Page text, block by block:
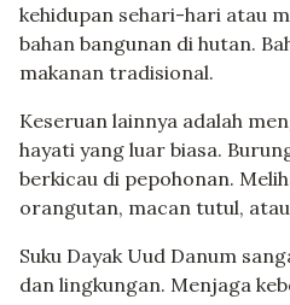
kehidupan sehari-hari atau
bahan bangunan di hutan.
makanan tradisional.
Keseruan lainnya adalah
hayati yang luar biasa.
berkicau di pepohonan.
orangutan, macan tutul,
Suku Dayak Uud Danum
dan lingkungan. Menjaga